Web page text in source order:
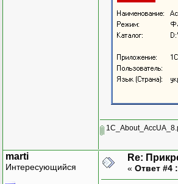
marti
Интересующийся
Re:
« Ответ #4 :